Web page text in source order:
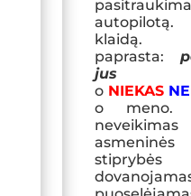
klaidą.
paprasta:
jus
o NIEKAS
o meno.